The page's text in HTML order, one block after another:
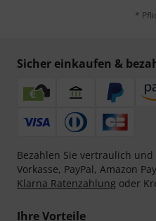
*
Sicher einkaufen &
Bezahlen Sie vertraulich
Vorkasse, PayPal, Amazon
Klarna Ratenzahlung oder
Ihre Vorteile